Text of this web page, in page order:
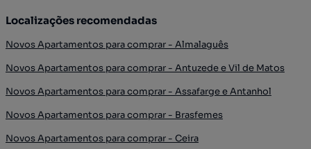
Localizações recomendadas
Novos Apartamentos para comprar - Almalaguês
Novos Apartamentos para comprar - Antuzede e Vil de Matos
Novos Apartamentos para comprar - Assafarge e Antanhol
Novos Apartamentos para comprar - Brasfemes
Novos Apartamentos para comprar - Ceira